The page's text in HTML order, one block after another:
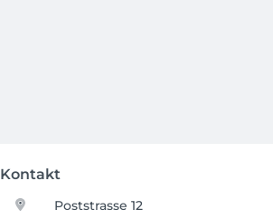
Kontakt
Poststrasse 12